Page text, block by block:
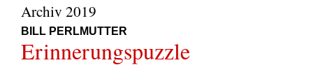
Archiv 2019
BILL PERLMUTTER
Erinnerungspuzzle